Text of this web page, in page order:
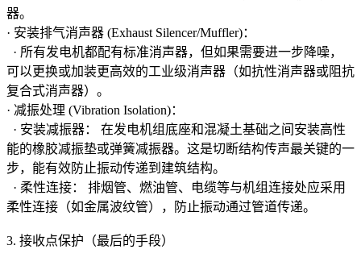
器。
· 安装排气消声器 (Exhaust Silencer/Muffler)：
· 所有发电机都配有标准消声器，但如果需要进一步降噪，
可以更换或加装更高效的工业级消声器（如抗性消声器或阻抗
复合式消声器）。
· 减振处理 (Vibration Isolation)：
· 安装减振器： 在发电机组底座和混凝土基础之间安装高性
能的橡胶减振垫或弹簧减振器。这是切断结构传声最关键的一
步，能有效防止振动传递到建筑结构。
· 柔性连接： 排烟管、燃油管、电缆等与机组连接处应采用
柔性连接（如金属波纹管），防止振动通过管道传递。
3. 接收点保护（最后的手段）